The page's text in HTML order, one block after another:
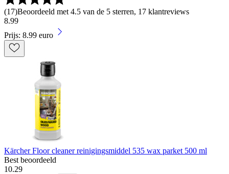
(17)Beoordeeld met 4.5 van de 5 sterren, 17 klantreviews
8.99
Prijs: 8.99 euro
Kärcher Floor cleaner reinigingsmiddel 535 wax parket 500 ml
Best beoordeeld
10.29